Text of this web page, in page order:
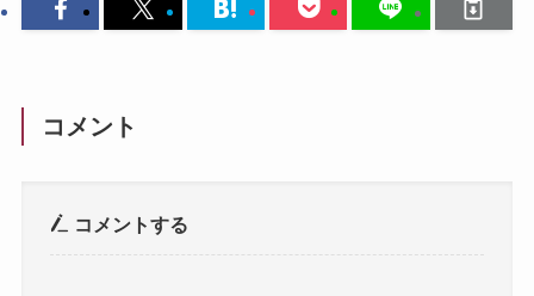
コメント
コメントする